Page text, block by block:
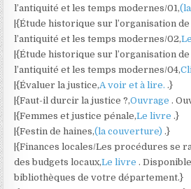
l’antiquité et les temps modernes/01,
|{Étude historique sur l’organisation
l’antiquité et les temps modernes/02,
|{Étude historique sur l’organisation
l’antiquité et les temps modernes/04,
|{Évaluer la justice,A voir et à lire..}
|{Faut-il durcir la justice ?,Ouvrage.
|{Femmes et justice pénale,Le livre.}
|{Festin de haines,(la couverture).}
|{Finances locales/Les procédures se
des budgets locaux,Le livre.
bibliothèques de votre département.}